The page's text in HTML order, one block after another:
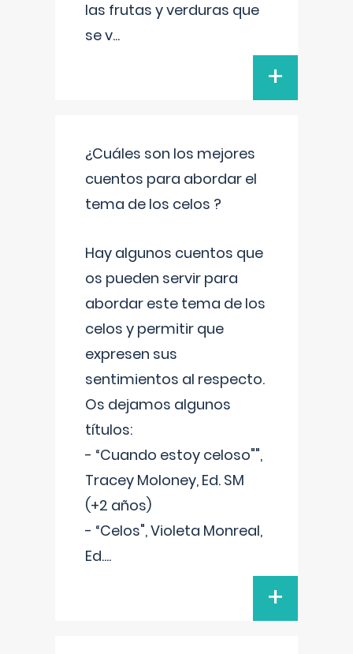
las frutas y verduras que
se v...
+
¿Cuáles son los mejores
cuentos para abordar el
tema de los celos ?
Hay algunos cuentos que
os pueden servir para
abordar este tema de los
celos y permitir que
expresen sus
sentimientos al respecto.
Os dejamos algunos
títulos:
- “Cuando estoy celoso"",
Tracey Moloney, Ed. SM
(+2 años)
- “Celos", Violeta Monreal,
Ed....
+